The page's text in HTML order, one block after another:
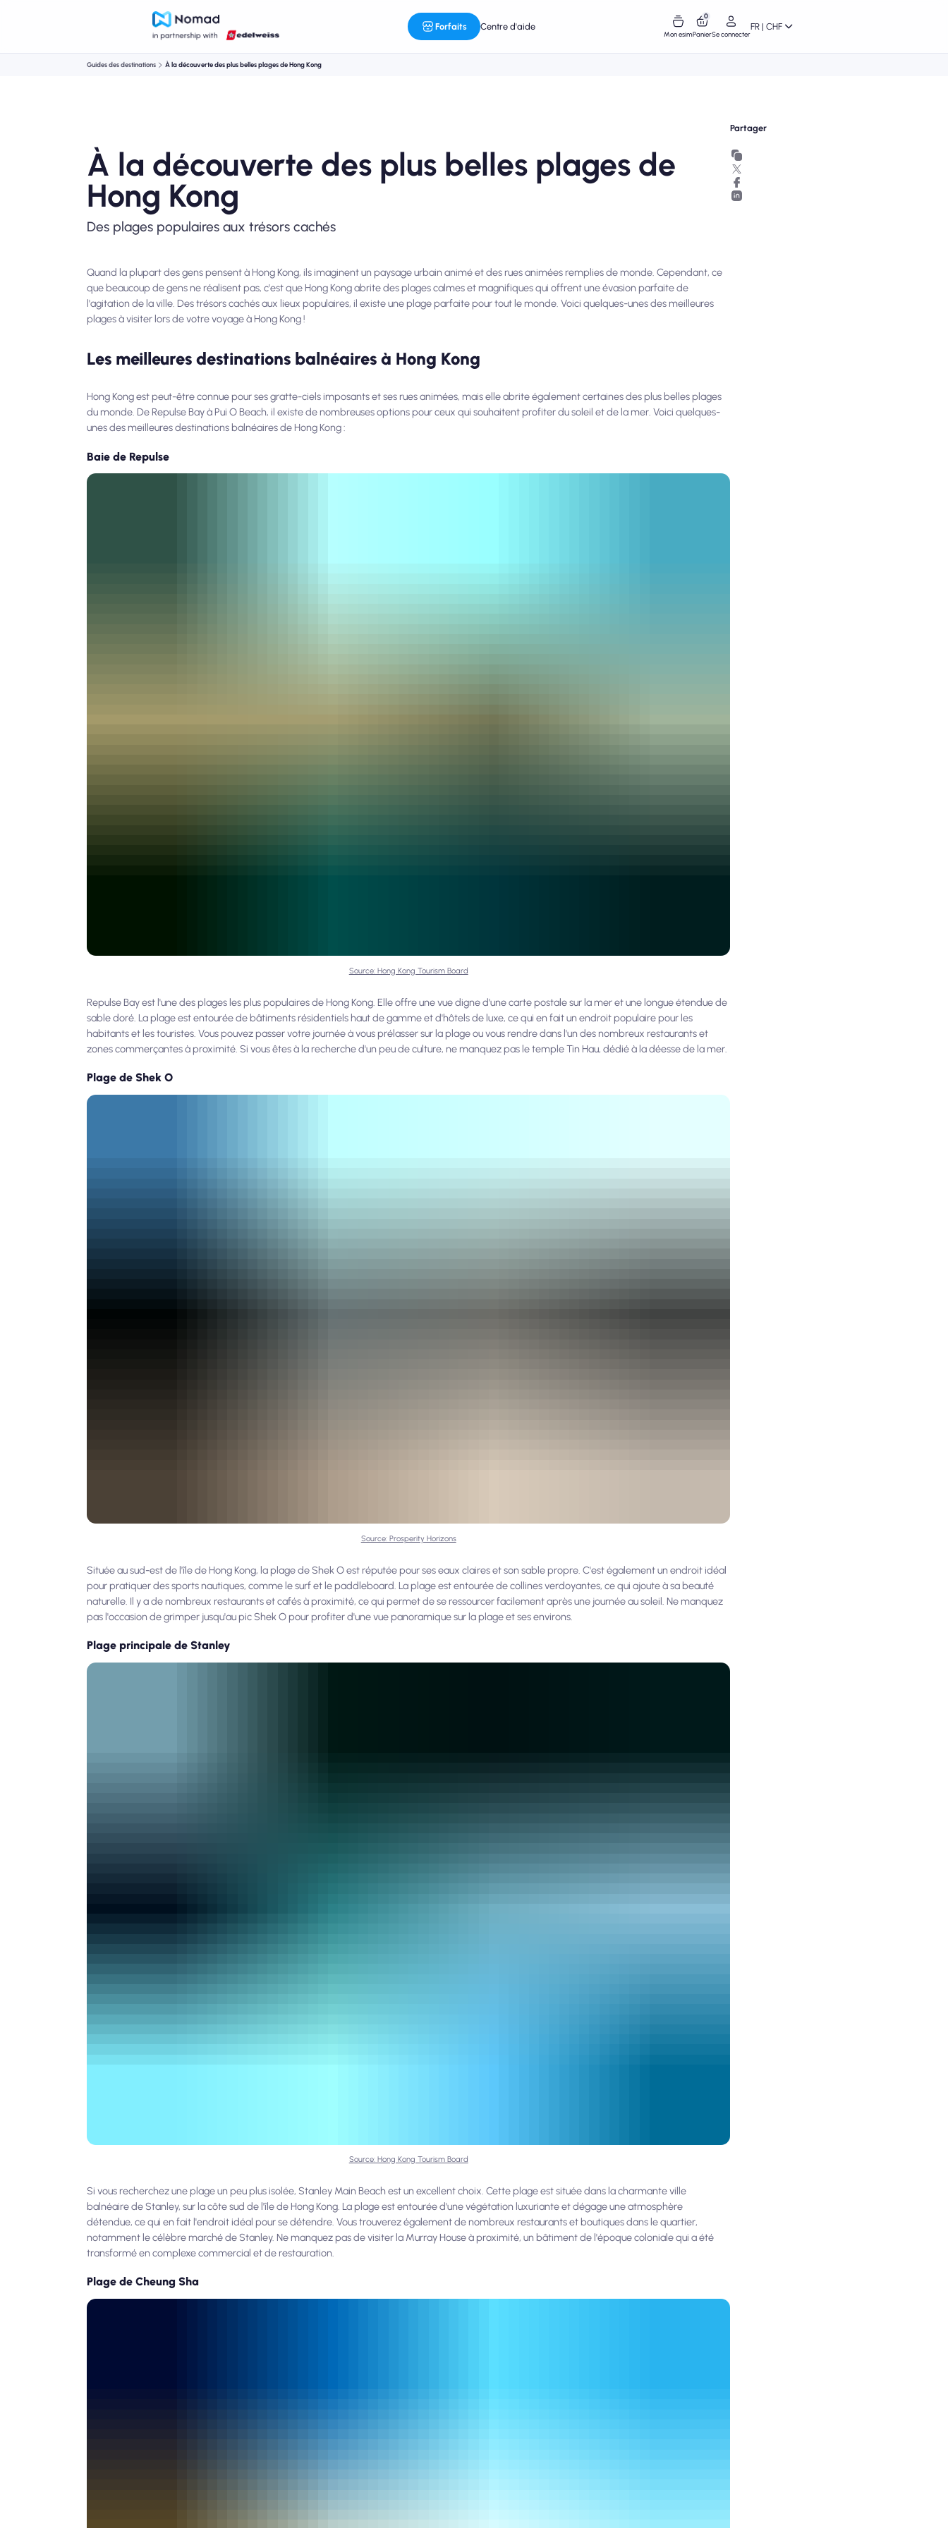
Forfaits Centre d'aide
Mon esim
0
PanierSe connecter
FR | CHF
Guides des destinations À la découverte des plus belles plages de Hong Kong
À la découverte des plus belles plages de
Hong Kong
Des plages populaires aux trésors cachés
Quand la plupart des gens pensent à Hong Kong, ils imaginent un paysage urbain animé et des rues animées remplies de monde. Cependant, ce
que beaucoup de gens ne réalisent pas, c'est que Hong Kong abrite des plages calmes et magnifiques qui offrent une évasion parfaite de
l'agitation de la ville. Des trésors cachés aux lieux populaires, il existe une plage parfaite pour tout le monde. Voici quelques-unes des meilleures
plages à visiter lors de votre voyage à Hong Kong !
Les meilleures destinations balnéaires à Hong Kong
Hong Kong est peut-être connue pour ses gratte-ciels imposants et ses rues animées, mais elle abrite également certaines des plus belles plages
du monde. De Repulse Bay à Pui O Beach, il existe de nombreuses options pour ceux qui souhaitent profiter du soleil et de la mer. Voici quelques-
unes des meilleures destinations balnéaires de Hong Kong :
Baie de Repulse
Source: Hong Kong Tourism Board
Repulse Bay est l'une des plages les plus populaires de Hong Kong. Elle offre une vue digne d'une carte postale sur la mer et une longue étendue de
sable doré. La plage est entourée de bâtiments résidentiels haut de gamme et d'hôtels de luxe, ce qui en fait un endroit populaire pour les
habitants et les touristes. Vous pouvez passer votre journée à vous prélasser sur la plage ou vous rendre dans l'un des nombreux restaurants et
zones commerçantes à proximité. Si vous êtes à la recherche d'un peu de culture, ne manquez pas le temple Tin Hau, dédié à la déesse de la mer.
Plage de Shek O
Source: Prosperity Horizons
Située au sud-est de l'île de Hong Kong, la plage de Shek O est réputée pour ses eaux claires et son sable propre. C'est également un endroit idéal
pour pratiquer des sports nautiques, comme le surf et le paddleboard. La plage est entourée de collines verdoyantes, ce qui ajoute à sa beauté
naturelle. Il y a de nombreux restaurants et cafés à proximité, ce qui permet de se ressourcer facilement après une journée au soleil. Ne manquez
pas l'occasion de grimper jusqu'au pic Shek O pour profiter d'une vue panoramique sur la plage et ses environs.
Plage principale de Stanley
Source: Hong Kong Tourism Board
Si vous recherchez une plage un peu plus isolée, Stanley Main Beach est un excellent choix. Cette plage est située dans la charmante ville
balnéaire de Stanley, sur la côte sud de l'île de Hong Kong. La plage est entourée d'une végétation luxuriante et dégage une atmosphère
détendue, ce qui en fait l'endroit idéal pour se détendre. Vous trouverez également de nombreux restaurants et boutiques dans le quartier,
notamment le célèbre marché de Stanley. Ne manquez pas de visiter la Murray House à proximité, un bâtiment de l'époque coloniale qui a été
transformé en complexe commercial et de restauration.
Plage de Cheung Sha
Partager